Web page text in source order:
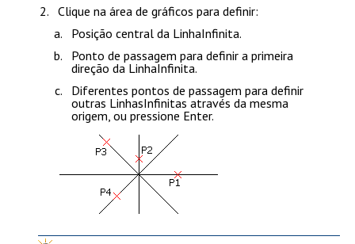
Clique na área de gráficos para definir:
Posição central da LinhaInfinita.
Ponto de passagem para definir a primeira
direção da LinhaInfinita.
Diferentes pontos de passagem para definir
outras LinhasInfinitas através da mesma
origem, ou pressione Enter.